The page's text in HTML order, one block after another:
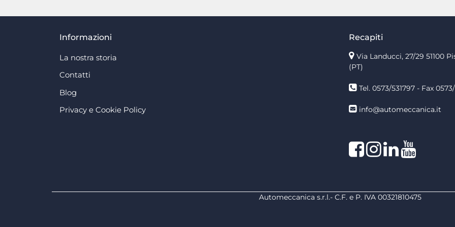
Informazioni
La nostra storia
Contatti
Blog
Privacy e Cookie Policy
Recapiti
Via Landucci, 27/29 51100
(PT)
Tel. 0573/531797 - Fax 0573/
info@automeccanica.it
FacebookInstagram
linkedin
Automeccanica s.r.l.- C.F. e P. IVA 00321810475